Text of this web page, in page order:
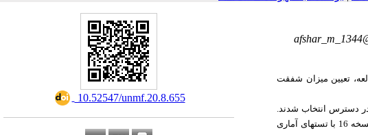
‎ 10.52547/unmf.20.8.655
تعیین میزان شفقت
تستهای آماری